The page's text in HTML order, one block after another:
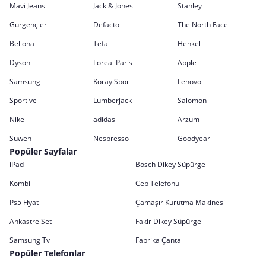
Mavi Jeans
Jack & Jones
Stanley
Gürgençler
Defacto
The North Face
Bellona
Tefal
Henkel
Dyson
Loreal Paris
Apple
Samsung
Koray Spor
Lenovo
Sportive
Lumberjack
Salomon
Nike
adidas
Arzum
Suwen
Nespresso Goodyear
Popüler Sayfalar
iPad
Bosch Dikey Süpürge
Kombi
Cep Telefonu
Ps5 Fiyat
Çamaşır Kurutma Makinesi
Ankastre Set
Fakir Dikey Süpürge
Samsung Tv
Fabrika Çanta
Popüler Telefonlar